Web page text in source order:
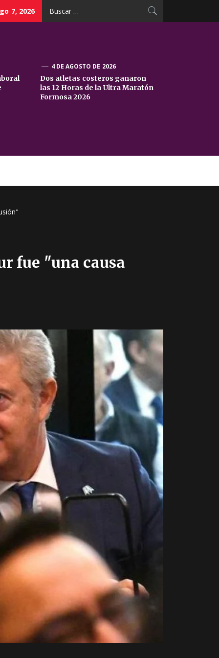
7, 2026
4 DE AGOSTO DE 2026
Dos atletas costeros ganaron
las 12 Horas de la Ultra Maratón
Formosa 2026
fue "una causa